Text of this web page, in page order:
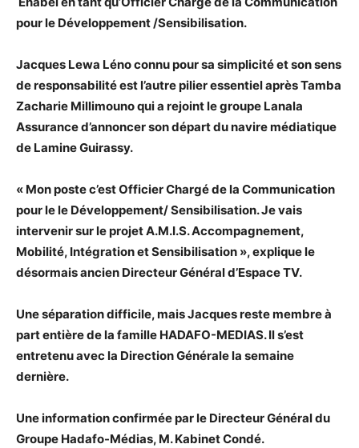
pour le Développement /Sensibilisation.
Jacques Lewa Léno connu pour sa simplicité et son sens
de responsabilité est l’autre pilier essentiel après Tamba
Zacharie Millimouno qui a rejoint le groupe Lanala
Assurance d’annoncer son départ du navire médiatique
de Lamine Guirassy.
« Mon poste c’est Officier Chargé de la Communication
pour le le Développement/ Sensibilisation. Je vais
intervenir sur le projet A.M.I.S. Accompagnement,
Mobilité, Intégration et Sensibilisation », explique le
désormais ancien Directeur Général d’Espace TV.
Une séparation difficile, mais Jacques reste membre à
part entière de la famille HADAFO-MEDIAS. Il s’est
entretenu avec la Direction Générale la semaine
dernière.
Une information confirmée par le Directeur Général du
Groupe Hadafo-Médias, M. Kabinet Condé.